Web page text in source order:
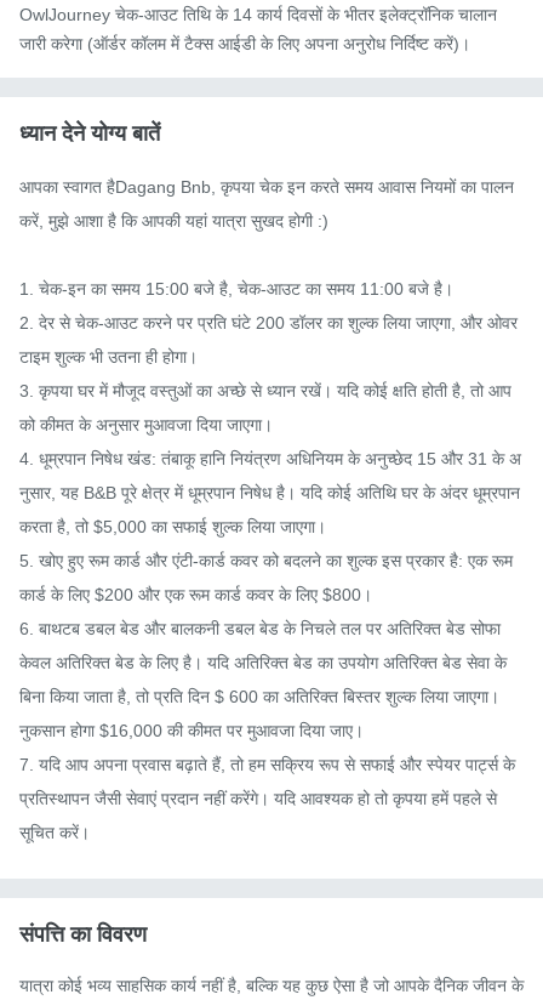
OwlJourney चेक-आउट तिथि के 14 कार्य दिवसों के भीतर इलेक्ट्रॉनिक चालान
जारी करेगा (ऑर्डर कॉलम में टैक्स आईडी के लिए अपना अनुरोध निर्दिष्ट करें)।
ध्यान देने योग्य बातें
आपका स्वागत हैDagang Bnb, कृपया चेक इन करते समय आवास नियमों का पालन
करें, मुझे आशा है कि आपकी यहां यात्रा सुखद होगी :)
1. चेक-इन का समय 15:00 बजे है, चेक-आउट का समय 11:00 बजे है।
2. देर से चेक-आउट करने पर प्रति घंटे 200 डॉलर का शुल्क लिया जाएगा, और ओवर
टाइम शुल्क भी उतना ही होगा।
3. कृपया घर में मौजूद वस्तुओं का अच्छे से ध्यान रखें। यदि कोई क्षति होती है, तो आप
को कीमत के अनुसार मुआवजा दिया जाएगा।
4. धूम्रपान निषेध खंड: तंबाकू हानि नियंत्रण अधिनियम के अनुच्छेद 15 और 31 के अ
नुसार, यह B&B पूरे क्षेत्र में धूम्रपान निषेध है। यदि कोई अतिथि घर के अंदर धूम्रपान
करता है, तो $5,000 का सफाई शुल्क लिया जाएगा।
5. खोए हुए रूम कार्ड और एंटी-कार्ड कवर को बदलने का शुल्क इस प्रकार है: एक रूम
कार्ड के लिए $200 और एक रूम कार्ड कवर के लिए $800।
6. बाथटब डबल बेड और बालकनी डबल बेड के निचले तल पर अतिरिक्त बेड सोफा
केवल अतिरिक्त बेड के लिए है। यदि अतिरिक्त बेड का उपयोग अतिरिक्त बेड सेवा के
बिना किया जाता है, तो प्रति दिन $ 600 का अतिरिक्त बिस्तर शुल्क लिया जाएगा।
नुकसान होगा $16,000 की कीमत पर मुआवजा दिया जाए।
7. यदि आप अपना प्रवास बढ़ाते हैं, तो हम सक्रिय रूप से सफाई और स्पेयर पार्ट्स के
प्रतिस्थापन जैसी सेवाएं प्रदान नहीं करेंगे। यदि आवश्यक हो तो कृपया हमें पहले से
सूचित करें।
संपत्ति का विवरण
यात्रा कोई भव्य साहसिक कार्य नहीं है, बल्कि यह कुछ ऐसा है जो आपके दैनिक जीवन के